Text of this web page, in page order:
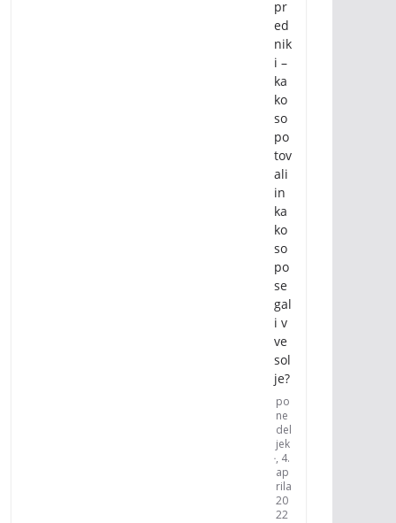
pr
ed
nik
i –
ka
ko
so
po
tov
ali
in
ka
ko
so
po
se
gal
i v
ve
sol
je?
po
ne
del
jek
, 4.
ap
rila
20
22